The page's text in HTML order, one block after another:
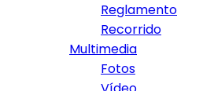
Reglamento
Recorrido
Multimedia
Fotos